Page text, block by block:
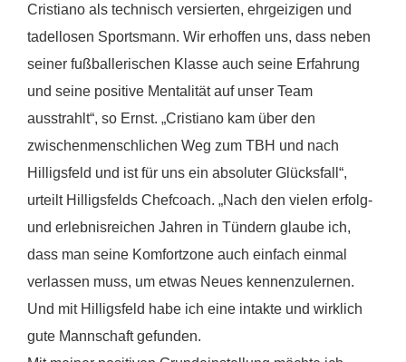
Cristiano als technisch versierten, ehrgeizigen und
tadellosen Sportsmann. Wir erhoffen uns, dass neben
seiner fußballerischen Klasse auch seine Erfahrung
und seine positive Mentalität auf unser Team
ausstrahlt“, so Ernst. „Cristiano kam über den
zwischenmenschlichen Weg zum TBH und nach
Hilligsfeld und ist für uns ein absoluter Glücksfall“,
urteilt Hilligsfelds Chefcoach. „Nach den vielen erfolg-
und erlebnisreichen Jahren in Tündern glaube ich,
dass man seine Komfortzone auch einfach einmal
verlassen muss, um etwas Neues kennenzulernen.
Und mit Hilligsfeld habe ich eine intakte und wirklich
gute Mannschaft gefunden.